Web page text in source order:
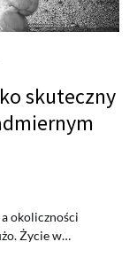
skuteczny
okoliczności
Życie w…